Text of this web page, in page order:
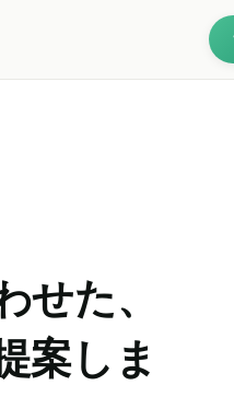
た、
案しま